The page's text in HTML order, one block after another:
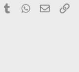
Tumblr WhatsApp
E-Mail